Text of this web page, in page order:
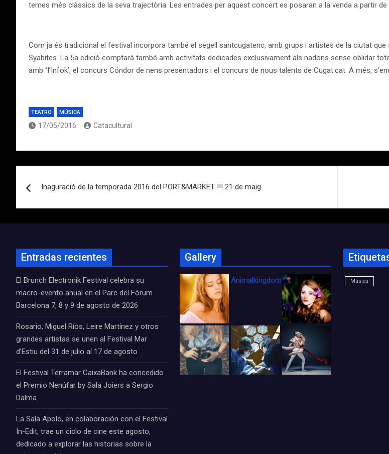
temes més clàssics de la seva trajectòria. Les entrades per aquest concert es posaran a la venda a partir de
Com ja és tradicional el festival incorpora també el segell santcugatenc, amb grups i artistes de la ciutat que
Syabites. La 5a edició comptarà també amb activitats dedicades exclusivament als nadons sense oblidar
amb ‘’l’Infok’, el concurs Cóndor de nens presentadors i el concurs de nous talents de Cugat.cat. A més,
TEATRO MÚSICA
17/05/2016 Catacultural
de
Inaguració de la temporada 2016 del PORT&MARKET !!! 21 de maig
Entradas recientes
El Brunch Electronik Festival celebra su
macro-evento anual en el Parc del Fòrum
Barcelona 7, 8 y 9 de agosto de 2026
Rosario, Miguel Ríos, Leire Martínez y otros
grandes artistas se unen al Festival Mar
d’Estiu del 31 de julio al 17 de agosto
El Festival Terramar CaixaBank ha concedido
el Premio Nenúfar by Sala Joiers a Sergio
Dalma.
La Sala Apolo, en colaboración con el Festival
In-Edit, trae un ciclo de cine este agosto,
dedicado a explorar las historias sobre la
Gallery
Animalkingdom_FichaCine Música